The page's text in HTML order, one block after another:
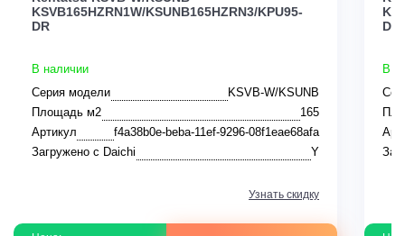
KSVB165HZRN1W/KSUNB165HZRN3/KPU95-
DR
В наличии
Серия модели
KSVB-W/KSUNB
Площадь м2
165
Артикул
f4a38b0e-beba-11ef-9296-08f1eae68afa
Загружено с Daichi
Y
Узнать скидку
DR
В